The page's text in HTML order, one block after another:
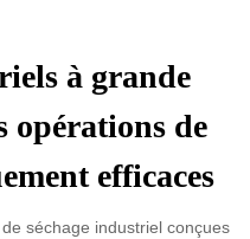
à grande
opérations de
efficaces
séchage industriel conçues